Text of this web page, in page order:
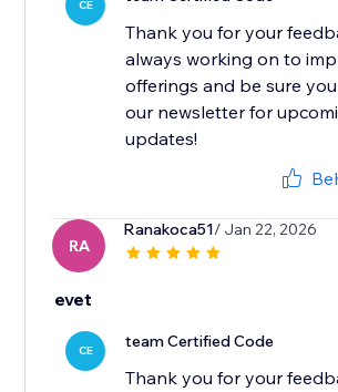
CE
Thank you for your
always working on to
offerings and be sure
our newsletter for
updates!
RA
Ranakoca51/ Jan 22, 2026
evet
CE team Certified Code
Thank you for your